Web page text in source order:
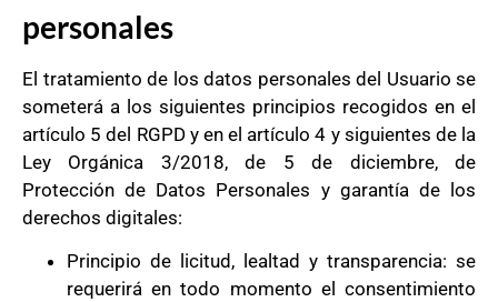
personales
El tratamiento de los datos personales del Usuario se
someterá a los siguientes principios recogidos en el
artículo 5 del RGPD y en el artículo 4 y siguientes de la
Ley Orgánica 3/2018, de 5 de diciembre, de
Protección de Datos Personales y garantía de los
derechos digitales:
Principio de licitud, lealtad y transparencia: se
requerirá en todo momento el consentimiento